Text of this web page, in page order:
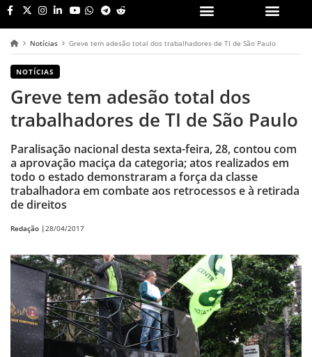
Notícias Greve tem adesão total dos trabalhadores de TI de São Paulo
NOTÍCIAS
Greve tem adesão total dos
trabalhadores de TI de São Paulo
Paralisação nacional desta sexta-feira, 28, contou com
a aprovação maciça da categoria; atos realizados em
todo o estado demonstraram a força da classe
trabalhadora em combate aos retrocessos e à retirada
de direitos
Redação |28/04/2017